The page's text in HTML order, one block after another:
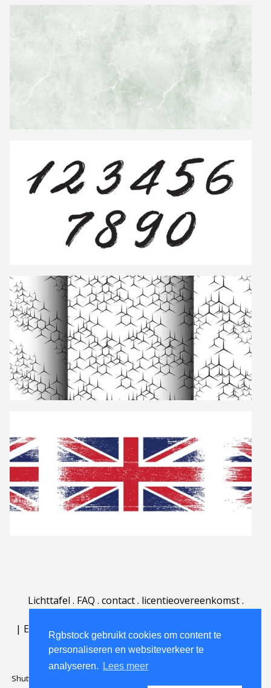
Rgbstock gebruikt cookies om content te
personaliseren en websiteverkeer te
analyseren.
Lees meer
Lichttafel . FAQ . contact. licentieovereenkomst.
| English | Deutsch Español | Português
Nederlands|
Shutterstock official partner of Rgbstock